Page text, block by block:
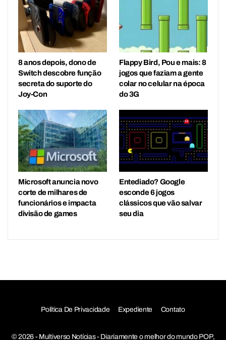
8 anos depois, dono de
Switch descobre função
secreta do suporte do
Joy-Con
Flappy Bird, Pou e mais: 8
jogos que faziam a gente
colar no celular na época
do 3G
Microsoft anuncia novo
corte de milhares de
funcionários e impacta
divisão de games
Entediado? Google
esconde 6 jogos
clássicos que vão salvar
seu dia
Política De Privacidade Expediente Contato
© 2026 - Multiverso Notícias - Diariamente o melhor do mundo POP,